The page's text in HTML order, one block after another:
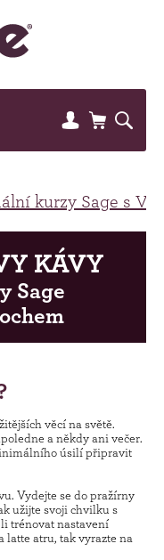
kurzy Sage s
KÁVY
Sage
věcí na světě.
a někdy ani večer.
úsilí připravit
Vydejte se do pražírny
užijte svoji chvilku s
trénovat nastavení
atru, tak vyrazte na